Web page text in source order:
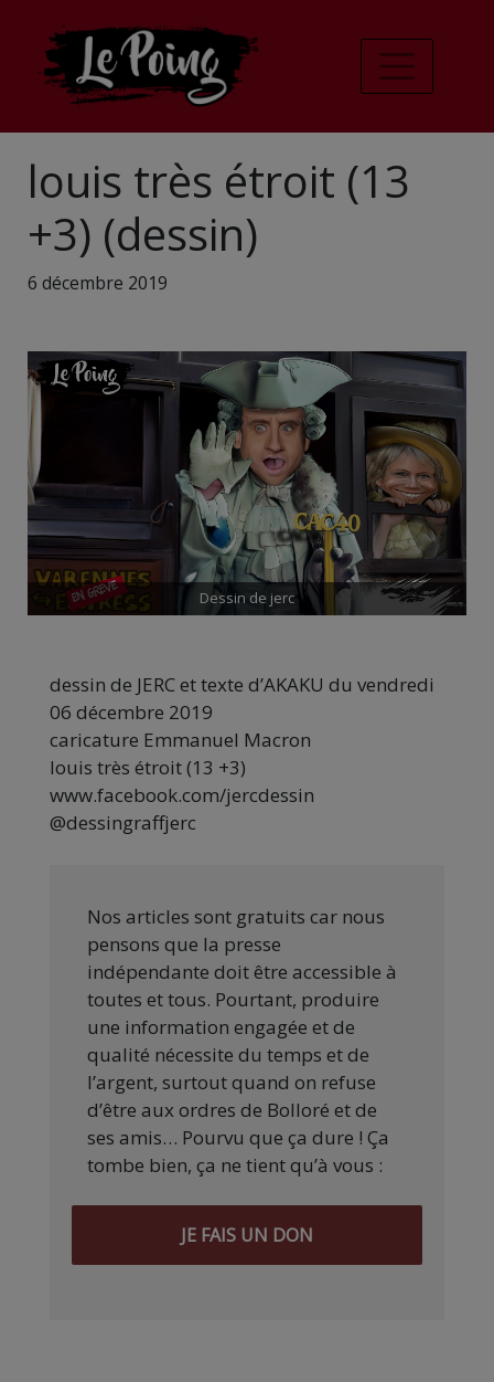
louis très étroit (13
+3) (dessin)
6 décembre 2019
Dessin de jerc
dessin de JERC et texte d’AKAKU du vendredi
06 décembre 2019
caricature Emmanuel Macron
louis très étroit (13 +3)
www.facebook.com/jercdessin
@dessingraffjerc
Nos articles sont gratuits car nous
pensons que la presse
indépendante doit être accessible à
toutes et tous. Pourtant, produire
une information engagée et de
qualité nécessite du temps et de
l’argent, surtout quand on refuse
d’être aux ordres de Bolloré et de
ses amis… Pourvu que ça dure ! Ça
tombe bien, ça ne tient qu’à vous :
JE FAIS UN DON